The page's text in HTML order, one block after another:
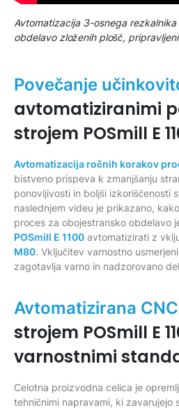
Avtomatizacija 3-osnega rezkalnika
obdelavo zloženih plošč,
Povečanje
avtomatiziranimi
strojem POSmill E
Avtomatizacija ročnih korakov
bistveno prispeva k zmanjšanju
ponovljivosti in boljši izkoriščenosti
naslednjem videu je prikazano,
proces za obojestransko obdelavo
POSmill E 1100 avtomatizirati z
M80. Vključitev varnostno
zagotavlja varno in nadzorovano
Avtomatizirana
strojem POSmill E
varnostnimi
Celotna proizvodna celica je
tehničnimi napravami, ki zavarujejo